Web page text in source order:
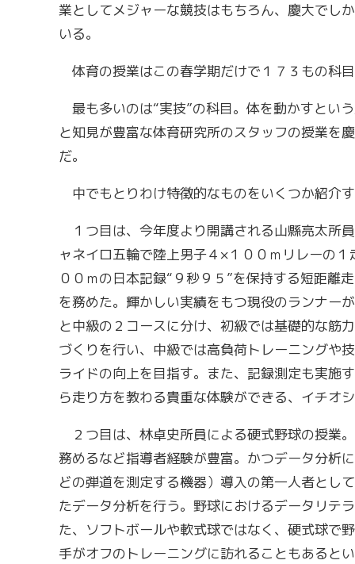
業としてメジャーな競技はもちろん、慶大でし
いる。
体育の授業はこの春学期だけで１７３もの科
最も多いのは“実技”の科目。体を動かすとい
と知見が豊富な体育研究所のスタッフの授業を
だ。
中でもとりわけ特徴的なものをいくつか紹介
１つ目は、今年度より開講される山縣亮太所
ャネイロ五輪で陸上男子４×１００ｍリレーの
００ｍの日本記録“９秒９５”を保持する短距離
を務めた。輝かしい実績をもつ現役のランナー
と中級の２コースに分け、初級では基礎的な筋
づくりを行い、中級では高負荷トレーニングや
ライドの向上を目指す。また、記録測定も実施
ら走り方を教わる貴重な体験ができる、イチオ
２つ目は、林卓史所員による硬式野球の授業
務めるなど指導者経験が豊富。かつデータ分析
どの弾道を測定する機器）導入の第一人者とし
たデータ分析を行う。野球におけるデータリテ
た、ソフトボールや軟式球ではなく、硬式球で
手がオフのトレーニングに訪れることもあると